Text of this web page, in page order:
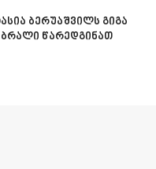
ბერუაშვილს გიგა
ბრალი წარედგინათ